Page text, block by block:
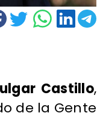
Castillo,
de la Gente